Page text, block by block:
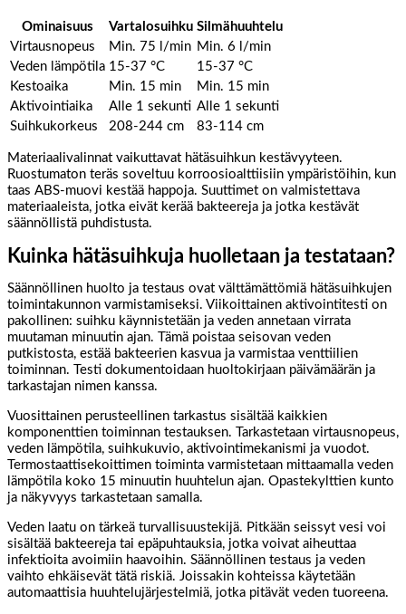
Ominaisuus Vartalosuihku Silmähuuhtelu
Virtausnopeus
Min. 75 l/min Min. 6 l/min
Veden lämpötila 15-37 °C
15-37 °C
Kestoaika
Min. 15 min
Min. 15 min
Aktivointiaika
Alle 1 sekunti Alle 1 sekunti
Suihkukorkeus
208-244 cm 83-114 cm
Materiaalivalinnat vaikuttavat hätäsuihkun kestävyyteen.
Ruostumaton teräs soveltuu korroosioalttiisiin ympäristöihin, kun
taas ABS-muovi kestää happoja. Suuttimet on valmistettava
materiaaleista, jotka eivät kerää bakteereja ja jotka kestävät
säännöllistä puhdistusta.
Kuinka hätäsuihkuja huolletaan ja testataan?
Säännöllinen huolto ja testaus ovat välttämättömiä hätäsuihkujen
toimintakunnon varmistamiseksi. Viikoittainen aktivointitesti on
pakollinen: suihku käynnistetään ja veden annetaan virrata
muutaman minuutin ajan. Tämä poistaa seisovan veden
putkistosta, estää bakteerien kasvua ja varmistaa venttiilien
toiminnan. Testi dokumentoidaan huoltokirjaan päivämäärän ja
tarkastajan nimen kanssa.
Vuosittainen perusteellinen tarkastus sisältää kaikkien
komponenttien toiminnan testauksen. Tarkastetaan virtausnopeus,
veden lämpötila, suihkukuvio, aktivointimekanismi ja vuodot.
Termostaattisekoittimen toiminta varmistetaan mittaamalla veden
lämpötila koko 15 minuutin huuhtelun ajan. Opastekylttien kunto
ja näkyvyys tarkastetaan samalla.
Veden laatu on tärkeä turvallisuustekijä. Pitkään seissyt vesi voi
sisältää bakteereja tai epäpuhtauksia, jotka voivat aiheuttaa
infektioita avoimiin haavoihin. Säännöllinen testaus ja veden
vaihto ehkäisevät tätä riskiä. Joissakin kohteissa käytetään
automaattisia huuhtelujärjestelmiä, jotka pitävät veden tuoreena.